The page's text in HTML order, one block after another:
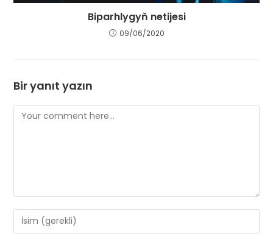
Biparhlygyň netijesi
09/06/2020
Bir yanıt yazın
Comment
Enter
your